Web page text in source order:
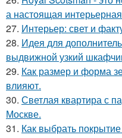
а настоящая
27. Интерьер: свет и
28. Идея для
выдвижной узкий
29. Как размер и форма
влияют.
30. Светлая квартира с
Москве.
31. Как выбрать